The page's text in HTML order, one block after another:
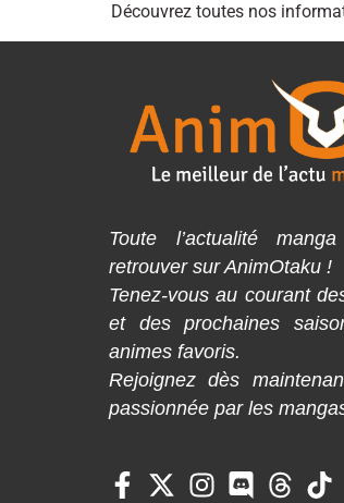
Découvrez toutes nos
Toute l’actualité
retrouver sur AnimOtaku !
Tenez-vous au courant
et des prochaines
animes favoris.
Rejoignez dès
passionnée par les